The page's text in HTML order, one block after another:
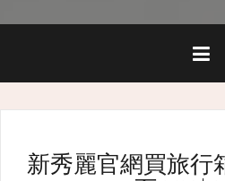
新秀麗官網買旅行